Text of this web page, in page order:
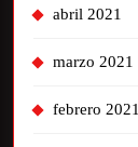
abril 2021
marzo 2021
febrero 2021